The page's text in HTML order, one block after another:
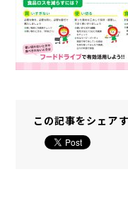
この記事をシェア